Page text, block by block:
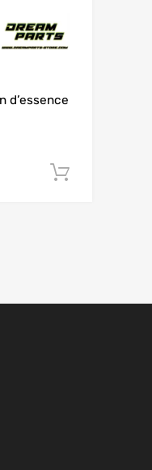
d’essence